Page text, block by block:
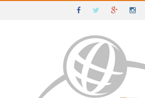
IGUAÍ E SUDOESTE DA BAHIA